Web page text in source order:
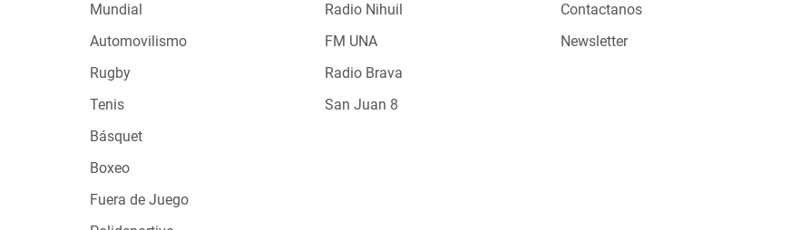
Mundial
Automovilismo
Rugby
Tenis
Básquet
Boxeo
Fuera de Juego
Radio Nihuil
FM UNA
Radio Brava
San Juan 8
Contactanos
Newsletter